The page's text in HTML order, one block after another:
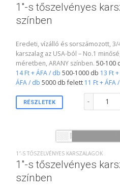
1″-s tőszelvényes
színben
Eredeti, vízálló és sorszámozott,
karszalag az USA-ból – No.1
méretben, ARANY színben.50-100
14 Ft + ÁFA / db 500-1000 db 13 Ft
ÁFA / db 5000 db felett 11 Ft + ÁFA
RÉSZLETEK
1"-s
1″-S TŐSZELVÉNYES KARSZALAGOK
1″-s tőszelvényes
színben